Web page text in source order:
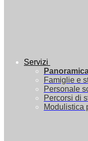
Servizi
Famiglie e
Personale
Percorsi di
Modulistica